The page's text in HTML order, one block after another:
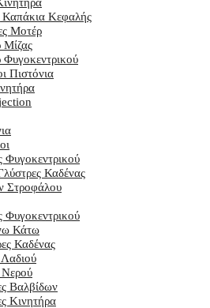
Καπάκια Κεφαλής
Μοτέρ
Πιστόνια
Φυγοκεντρικού
Καδένας
Στροφάλου
Φυγοκεντρικού
Κάτω
Καδένας
Βαλβίδων
Κινητήρα